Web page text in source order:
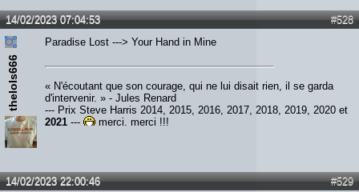
#528
14/02/2023 07:04:53
thelols666
Paradise Lost ---> Your Hand in Mine
« N'écoutant que son courage, qui ne lui disait rien, il se garda
d'intervenir. » - Jules Renard
--- Prix Steve Harris 2014, 2015, 2016, 2017, 2018, 2019, 2020 et
2021 --- merci, merci !!!
#529
14/02/2023 22:00:46